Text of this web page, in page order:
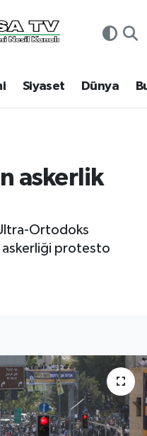
Siyaset Dünya
askerlik
Ortodoks
askerliği protesto
Fikstür